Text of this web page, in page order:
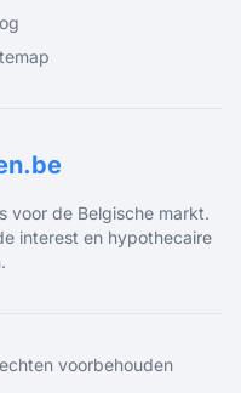
voor de Belgische markt.
interest en hypothecaire
voorbehouden